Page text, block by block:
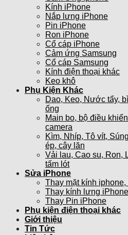
Kính iPhone
Nắp lưng iPhone
Pin iPhone
Ron iPhone
Cổ cáp iPhone
Cảm ứng Samsung
Cổ cáp Samsung
Kính điện thoại khác
Keo khô
Phụ Kiện Khác
Dao, Keo, Nước tẩy,
ống
Main bo, bộ điều
camera
Kìm, Nhíp, Tô vít,
ép, cây lăn
Vải lau, Cao su, Ron,
tấm lót
Sửa iPhone
Thay mặt kính
Thay kính lưng iPhone
Thay Pin iPhone
Phụ kiện điện thoại khác
Giới thiệu
Tin Tức